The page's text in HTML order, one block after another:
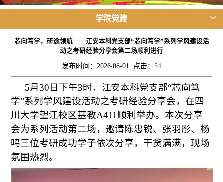
学院党建
芯向笃学，研途领航——江安本科党支部“芯向笃学”系列学风建设活
动之考研经验分享会第二场顺利进行
发布时间：2026-06-01 点击： 54
5月30日下午3时，江安本科党支部“芯向笃
学”系列学风建设活动之考研经验分享会，在四
川大学望江校区基教A411顺利举办。本次分享
会为系列活动第二场，邀请陈忠锐、张羽彤、杨
鸣三位考研成功学子依次分享，干货满满，现场
氛围热烈。